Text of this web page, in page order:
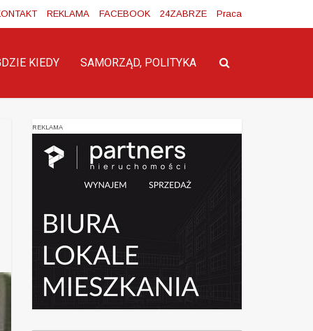
REKLAMA FACEBOOK 24ZABRZE Praca
KIEDY SAMORZĄD, POLITYKA
REKLAMA